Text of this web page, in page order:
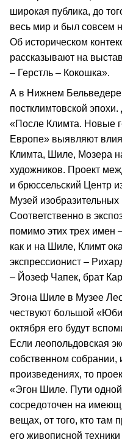
широкая публика, до
весь мир и был совсем
Об историческом
рассказывают на
– Герстль – Кокошка».
А в Нижнем Бельведере
постклимтовской
«После Климта. Новые
Европе» выявляют
Климта, Шиле, Мозера
художников. Проект
и брюссельский Центр
Музей
Соответственно в
помимо этих трех имен
как и на Шиле, Климт
экспрессионист –
– Йозеф Чапек, брат
Эгона Шиле в Музее
чествуют большой
октября его будут
Если леопольдовская
собственном собрании,
произведениях, то
«Эгон Шиле. Пути
сосредоточен на
вещах, от того, кто там
его живописной